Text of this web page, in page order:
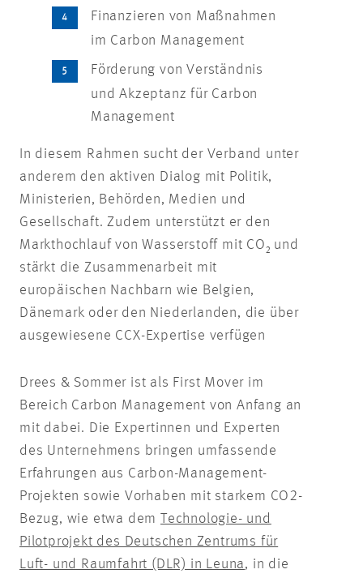
Finanzieren von Maßnahmen
im Carbon Management
Förderung von Verständnis
und Akzeptanz für Carbon
Management
In diesem Rahmen sucht der Verband unter
anderem den aktiven Dialog mit Politik,
Ministerien, Behörden, Medien und
Gesellschaft. Zudem unterstützt er den
Markthochlauf von Wasserstoff mit CO₂ und
stärkt die Zusammenarbeit mit
europäischen Nachbarn wie Belgien,
Dänemark oder den Niederlanden, die über
ausgewiesene CCX-Expertise verfügen
Drees & Sommer ist als First Mover im
Bereich Carbon Management von Anfang an
mit dabei. Die Expertinnen und Experten
des Unternehmens bringen umfassende
Erfahrungen aus Carbon-Management-
Projekten sowie Vorhaben mit starkem CO2-
Bezug, wie etwa demTechnologie- und
Pilotprojekt des Deutschen Zentrums für
Luft- und Raumfahrt (DLR) in Leuna, in die